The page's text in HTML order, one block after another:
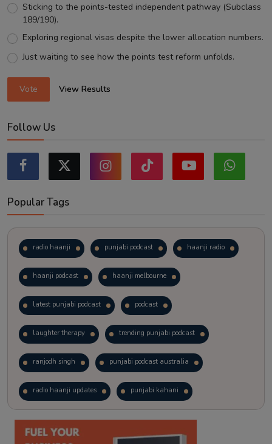
Sticking to the points-tested independent pathway (Subclass
189/190).
Exploring regional visas despite the lower allocation numbers.
Just waiting to see how the points test reform unfolds.
Vote View Results
Follow Us
Popular Tags
radio haanji punjabi podcast haanji radio
haanji podcast haanji melbourne
latest punjabi podcast podcast
laughter therapy trending punjabi podcast
ranjodh singh punjabi podcast australia
radio haanji updates punjabi kahani
kitaab kahani punjabi story